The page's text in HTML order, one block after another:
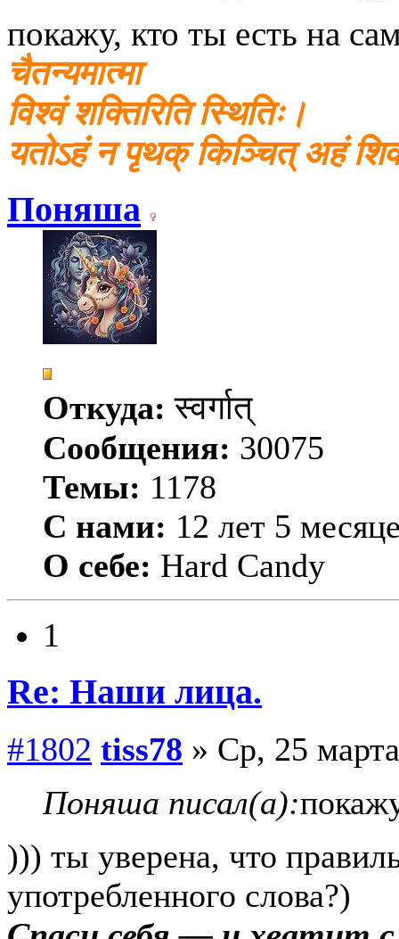
покажу, кто ты есть на
चैतन्यमात्मा
विश्वं शक्तिरिति स्थितिः।
यतोऽहं न पृथक् किञ्चित् अहं
Поняша
Откуда: स्वर्गात्
Сообщения: 30075
Темы: 1178
С нами: 12 лет 5
О себе: Hard Candy
1
Re: Наши лица.
#1802 tiss78 » Ср, 25
Поняша писал(а):
))) ты уверена, что
употребленного слова?)